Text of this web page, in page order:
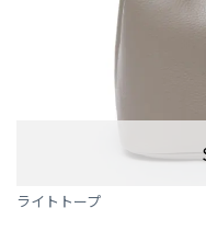
ライトトープ